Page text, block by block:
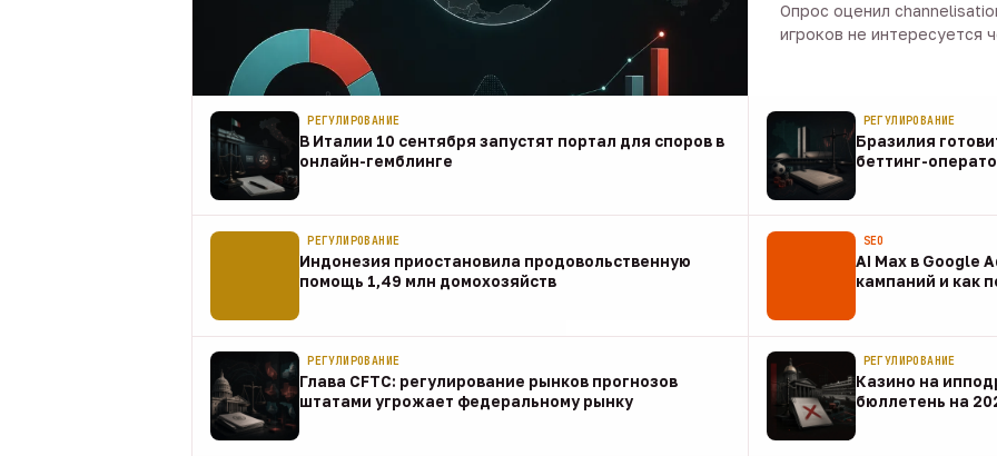
Опрос оценил
игроков не интересуется
РЕГУЛИРОВАНИЕ
В Италии 10 сентября запустят портал для споров в
онлайн-гемблинге
РЕГУЛИРОВАНИЕ
Бразилия
беттинг-
07 авг
РЕГУЛИРОВАНИЕ
Индонезия приостановила продовольственную
помощь 1,49 млн домохозяйств
SEO
AI Max в Google
кампаний и как
07 авг
РЕГУЛИРОВАНИЕ
Глава CFTC: регулирование рынков прогнозов
штатами угрожает федеральному рынку
РЕГУЛИРОВАНИЕ
Казино на
бюллетень на
07 авг